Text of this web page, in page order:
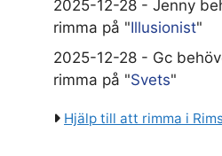
2025-12-28 - Jenny
rimma på "Illusionist"
2025-12-28 - Gc
rimma på "Svets"
Hjälp till att rimma i